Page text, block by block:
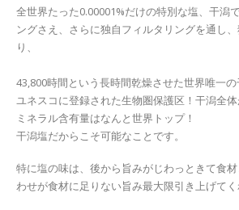
全世界たった0.00001%だけの特別な塩、干潟
ングさえ、さらに独自フィルタリングを通し
り、
43,800時間という長時間乾燥させた世界唯一
ユネスコに登録された生物圏保護区！干潟全体
ミネラル含有量はなんと世界トップ！
干潟塩だからこそ可能なことです。
特に塩の味は、後から旨みがじわっときて食
わせが食材に足りない旨み最大限引き上げてく